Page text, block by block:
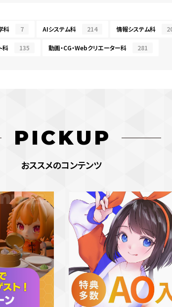
科 7 AIシステム科 214 情報システム科
科 135 動画・CG・Webクリエーター科 281
PICKUP
おススメのコンテンツ